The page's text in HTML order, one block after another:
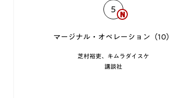
5
マージナル・オペレーション（10）
芝村裕吏、キムラダイスケ
講談社